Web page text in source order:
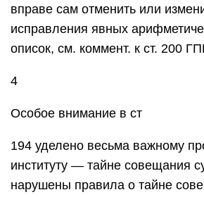
вправе сам отменить или
исправления явных
описок, см. коммент. к ст. 200
4
Особое внимание в ст
194 уделено весьма важному
институту — тайне совещания
нарушены правила о тайне